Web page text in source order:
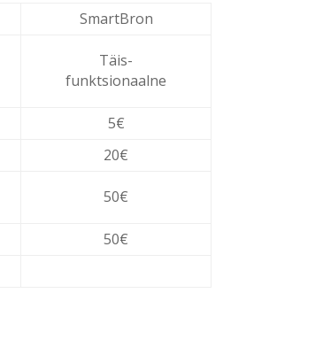
SmartBron
Täis-
funktsionaalne
5€
20€
50€
50€